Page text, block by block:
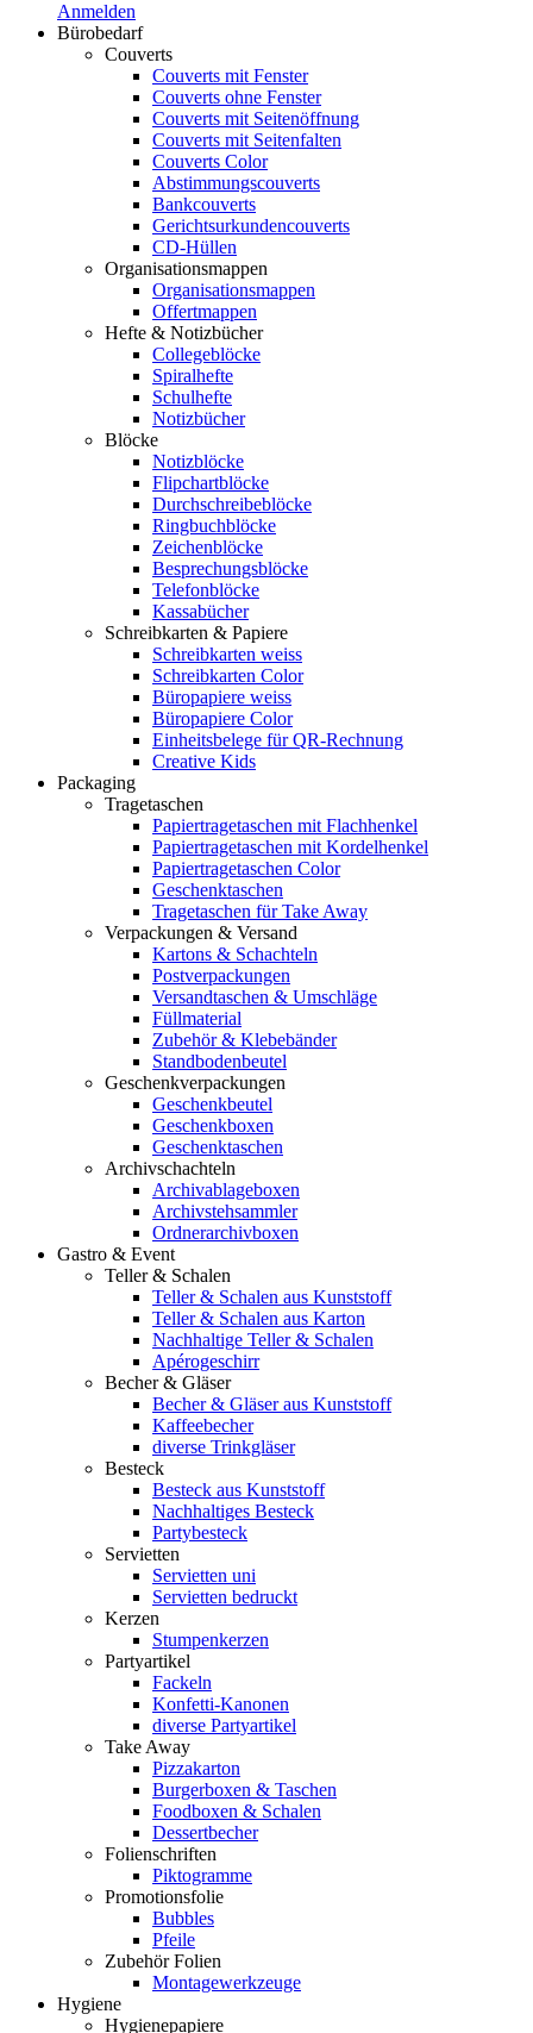
Anmelden
Bürobedarf
Couverts
Couverts mit Fenster
Couverts ohne Fenster
Couverts mit Seitenöffnung
Couverts mit Seitenfalten
Couverts Color
Abstimmungscouverts
Bankcouverts
Gerichtsurkundencouverts
CD-Hüllen
Organisationsmappen
Organisationsmappen
Offertmappen
Hefte & Notizbücher
Collegeblöcke
Spiralhefte
Schulhefte
Notizbücher
Blöcke
Notizblöcke
Flipchartblöcke
Durchschreibeblöcke
Ringbuchblöcke
Zeichenblöcke
Besprechungsblöcke
Telefonblöcke
Kassabücher
Schreibkarten & Papiere
Schreibkarten weiss
Schreibkarten Color
Büropapiere weiss
Büropapiere Color
Einheitsbelege für QR-Rechnung
Creative Kids
Packaging
Tragetaschen
Papiertragetaschen mit Flachhenkel
Papiertragetaschen mit Kordelhenkel
Papiertragetaschen Color
Geschenktaschen
Tragetaschen für Take Away
Verpackungen & Versand
Kartons & Schachteln
Postverpackungen
Versandtaschen & Umschläge
Füllmaterial
Zubehör & Klebebänder
Standbodenbeutel
Geschenkverpackungen
Geschenkbeutel
Geschenkboxen
Geschenktaschen
Archivschachteln
Archivablageboxen
Archivstehsammler
Ordnerarchivboxen
Gastro & Event
Teller & Schalen
Teller & Schalen aus Kunststoff
Teller & Schalen aus Karton
Nachhaltige Teller & Schalen
Apérogeschirr
Becher & Gläser
Becher & Gläser aus Kunststoff
Kaffeebecher
diverse Trinkgläser
Besteck
Besteck aus Kunststoff
Nachhaltiges Besteck
Partybesteck
Servietten
Servietten uni
Servietten bedruckt
Kerzen
Stumpenkerzen
Partyartikel
Fackeln
Konfetti-Kanonen
diverse Partyartikel
Take Away
Pizzakarton
Burgerboxen & Taschen
Foodboxen & Schalen
Dessertbecher
Folienschriften
Piktogramme
Promotionsfolie
Bubbles
Pfeile
Zubehör Folien
Montagewerkzeuge
Hygiene
Hygienepapiere